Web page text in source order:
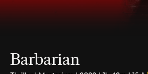
Barbarian